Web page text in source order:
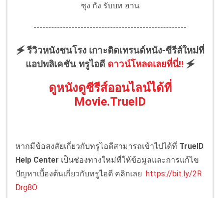
ซุง กัง รับบท ฮาน
----------------------------------------------------
🗲 รีวิวหนังชนโรง เกาะติดเทรนด์หนัง-ซีรีส์ใหม่ที่
แอปพลิเคชัน ทรูไอดี ดาวน์โหลดเลยที่นี่!! 🗲
ดูหนังดูซีรีส์ออนไลน์ได้ที่
Movie.TrueID
หากมีข้อสงสัยเกี่ยวกับทรูไอดีสามารถเข้าไปได้ที่ TrueID
Help Center เป็นช่องทางใหม่ที่ให้ข้อมูลและการแก้ไข
ปัญหาเบื้องต้นเกี่ยวกับทรูไอดี คลิกเลย https://bit.ly/2R
Drg8O